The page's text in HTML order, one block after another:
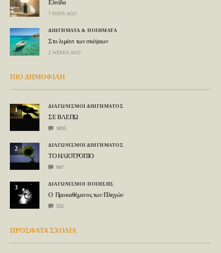
Ελπίδα
7 DAYS AGO
ΔΙΗΓΗΜΑΤΑ & ΠΟΙΗΜΑΤΑ
Στο λιμάνι των σκέψεων
2 WEEKS AGO
ΠΙΟ ΔΗΜΟΦΙΛΗ
1
ΔΙΑΓΩΝΙΣΜΟΙ ΔΙΗΓΗΜΑΤΟΣ
ΣΕ ΒΛΕΠΩ
1035
2
ΔΙΑΓΩΝΙΣΜΟΙ ΔΙΗΓΗΜΑΤΟΣ
ΤΟ ΗΛΙΟΤΡΟΠΙΟ
947
3
ΔΙΑΓΩΝΙΣΜΟΙ ΠΟΙΗΣΗΣ
Ο Προκαθήμενος των Πληγών
552
ΠΡΟΣΦΑΤΑ ΣΧΟΛΙΑ